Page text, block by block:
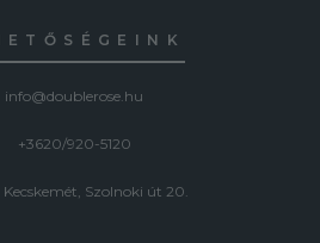
info@doublerose.hu
+3620/920-5120
Szolnoki út 20.